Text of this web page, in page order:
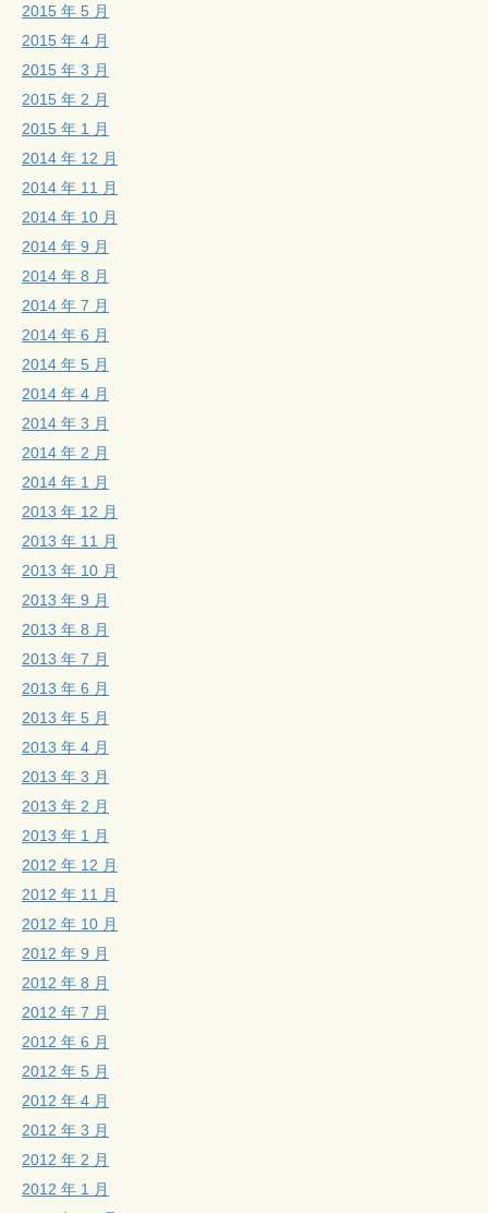
2015 年 5 月
2015 年 4 月
2015 年 3 月
2015 年 2 月
2015 年 1 月
2014 年 12 月
2014 年 11 月
2014 年 10 月
2014 年 9 月
2014 年 8 月
2014 年 7 月
2014 年 6 月
2014 年 5 月
2014 年 4 月
2014 年 3 月
2014 年 2 月
2014 年 1 月
2013 年 12 月
2013 年 11 月
2013 年 10 月
2013 年 9 月
2013 年 8 月
2013 年 7 月
2013 年 6 月
2013 年 5 月
2013 年 4 月
2013 年 3 月
2013 年 2 月
2013 年 1 月
2012 年 12 月
2012 年 11 月
2012 年 10 月
2012 年 9 月
2012 年 8 月
2012 年 7 月
2012 年 6 月
2012 年 5 月
2012 年 4 月
2012 年 3 月
2012 年 2 月
2012 年 1 月